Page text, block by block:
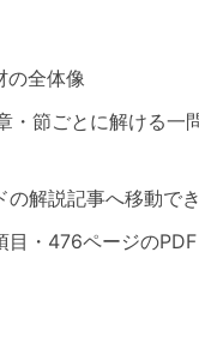
の全体像
節ごとに解ける一
解説記事へ移動で
・476ページのPDF